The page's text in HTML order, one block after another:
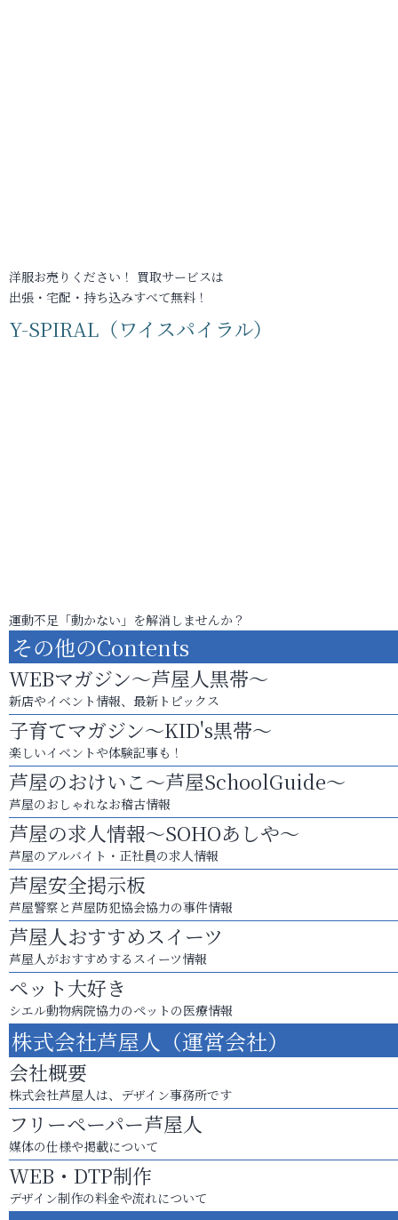
洋服お売りください！ 買取サービスは
出張・宅配・持ち込みすべて無料！
Y-SPIRAL（ワイスパイラル）
運動不足「動かない」を解消しませんか？
その他のContents
WEBマガジン～芦屋人黒帯～
新店やイベント情報、最新トピックス
子育てマガジン～KID's黒帯～
楽しいイベントや体験記事も！
芦屋のおけいこ～芦屋SchoolGuide～
芦屋のおしゃれなお稽古情報
芦屋の求人情報～SOHOあしや～
芦屋のアルバイト・正社員の求人情報
芦屋安全掲示板
芦屋警察と芦屋防犯協会協力の事件情報
芦屋人おすすめスイーツ
芦屋人がおすすめするスイーツ情報
ペット大好き
シエル動物病院協力のペットの医療情報
株式会社芦屋人（運営会社）
会社概要
株式会社芦屋人は、デザイン事務所です
フリーペーパー芦屋人
媒体の仕様や掲載について
WEB・DTP制作
デザイン制作の料金や流れについて